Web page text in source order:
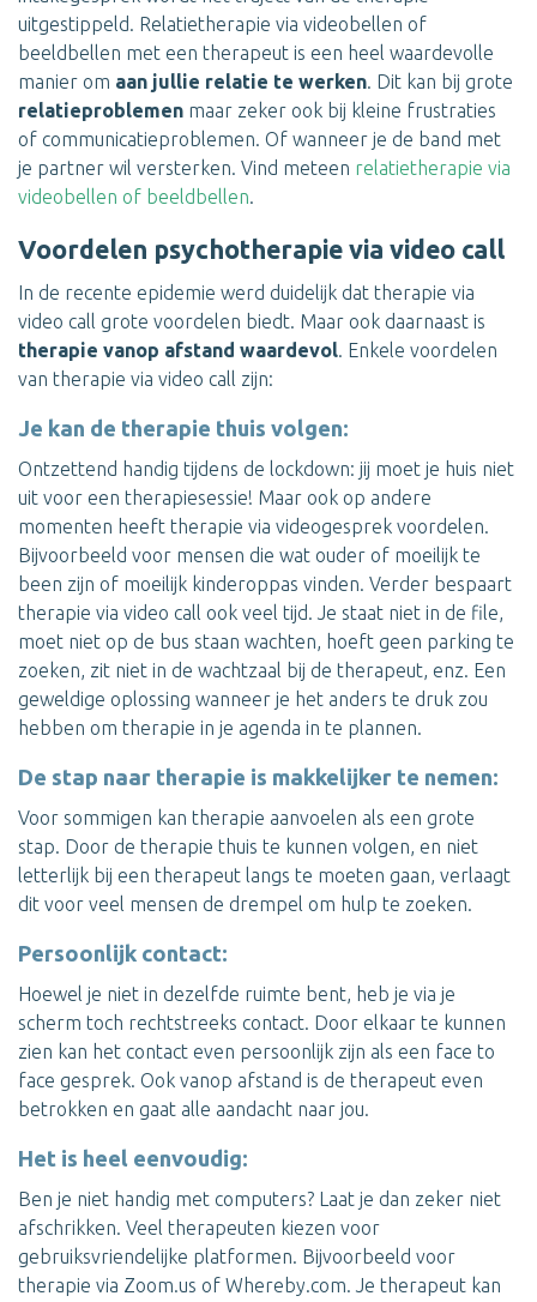
uitgestippeld. Relatietherapie via videobellen of
beeldbellen met een therapeut is een heel waardevolle
manier om aan jullie relatie te werken. Dit kan bij grote
relatieproblemen maar zeker ook bij kleine frustraties
of communicatieproblemen. Of wanneer je de band met
je partner wil versterken. Vind meteen relatietherapie via
videobellen of beeldbellen.
Voordelen psychotherapie via video call
In de recente epidemie werd duidelijk dat therapie via
video call grote voordelen biedt. Maar ook daarnaast is
therapie vanop afstand waardevol. Enkele voordelen
van therapie via video call zijn:
Je kan de therapie thuis volgen:
Ontzettend handig tijdens de lockdown: jij moet je huis niet
uit voor een therapiesessie! Maar ook op andere
momenten heeft therapie via videogesprek voordelen.
Bijvoorbeeld voor mensen die wat ouder of moeilijk te
been zijn of moeilijk kinderoppas vinden. Verder bespaart
therapie via video call ook veel tijd. Je staat niet in de file,
moet niet op de bus staan wachten, hoeft geen parking te
zoeken, zit niet in de wachtzaal bij de therapeut, enz. Een
geweldige oplossing wanneer je het anders te druk zou
hebben om therapie in je agenda in te plannen.
De stap naar therapie is makkelijker te nemen:
Voor sommigen kan therapie aanvoelen als een grote
stap. Door de therapie thuis te kunnen volgen, en niet
letterlijk bij een therapeut langs te moeten gaan, verlaagt
dit voor veel mensen de drempel om hulp te zoeken.
Persoonlijk contact:
Hoewel je niet in dezelfde ruimte bent, heb je via je
scherm toch rechtstreeks contact. Door elkaar te kunnen
zien kan het contact even persoonlijk zijn als een face to
face gesprek. Ook vanop afstand is de therapeut even
betrokken en gaat alle aandacht naar jou.
Het is heel eenvoudig:
Ben je niet handig met computers? Laat je dan zeker niet
afschrikken. Veel therapeuten kiezen voor
gebruiksvriendelijke platformen. Bijvoorbeeld voor
therapie via Zoom.us of Whereby.com. Je therapeut kan